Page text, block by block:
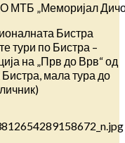
МТБ „Меморијал
Бистра
тури по Бистра –
на „Прв до Врв“ од
мала тура до